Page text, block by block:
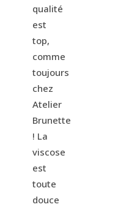
qualité
est
top,
comme
toujours
chez
Atelier
Brunette
! La
viscose
est
toute
douce